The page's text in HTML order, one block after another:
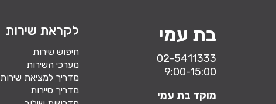
בת עמי
02-5411333
9:00-15:00
מוקד בת עמי
לקראת שירות
חיפוש שירות
מערכי השירות
מדריך למציאת שירות
מדריך סיירות